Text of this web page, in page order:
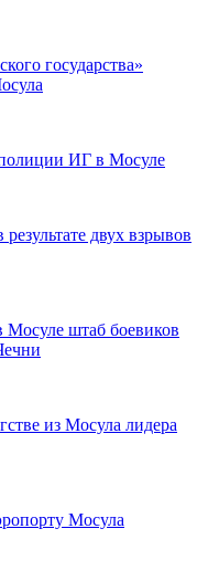
государства»
ИГ в Мосуле
двух взрывов
Мосуле штаб боевиков
из Мосула лидера
Мосула